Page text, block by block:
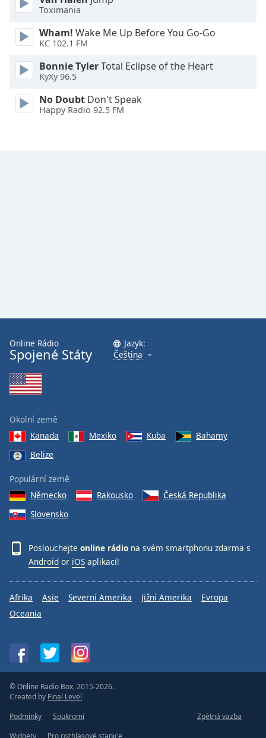
Toximania
Wham! Wake Me Up Before You Go-Go
KC 102.1 FM
Bonnie TylerTotal Eclipse of the Heart
KyXy 96.5
No Doubt Don't Speak
Happy Radio 92.5 FM
Online Rádio
Spojené Státy
Jazyk:
Čeština
Okolní země
Kanada
Mexiko Kuba
Bahamy
Belize
Populární země
Německo
Rakousko
Česká Republika
Slovensko
Poslouchejte online rádio na svém smartphonu zdarma s
Android or iOS aplikací!
Afrika Asie Severní Amerika Jižní Amerika
Evropa
Oceania
© Online Radio Box, 2015-2026.
Created by Final Level
Podmínky
Soukromí
Zpětná vazba